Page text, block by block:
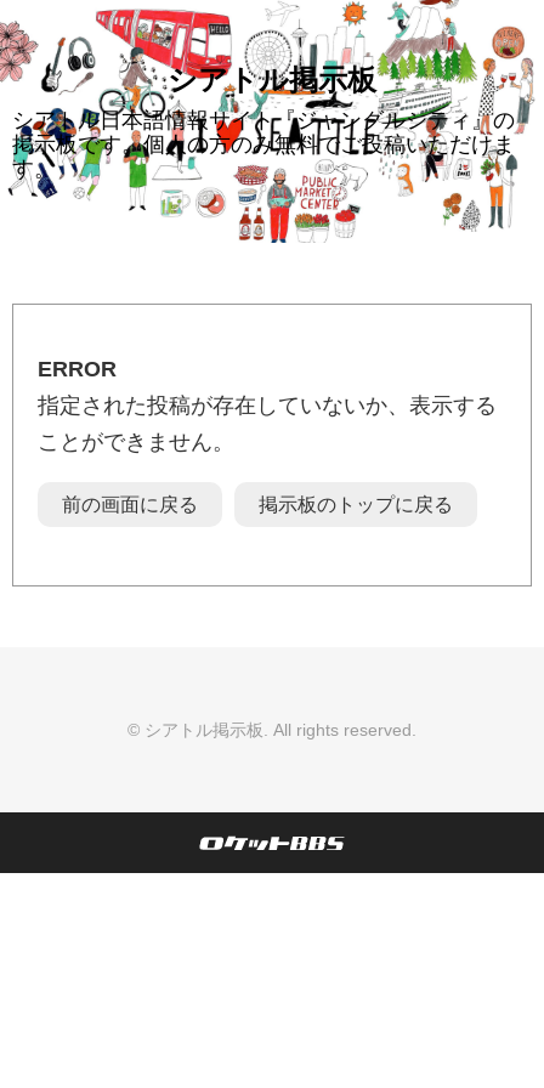
シアトル掲示板
シアトル日本語情報サイト『ジャングルシティ』の
掲示板です。個人の方のみ無料でご投稿いただけま
す。
428,470
ERROR
指定された投稿が存在していないか、表示する
ことができません。
前の画面に戻る 掲示板のトップに戻る
© シアトル掲示板 . All rights reserved.